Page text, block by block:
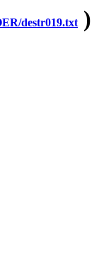
destr019.txt )